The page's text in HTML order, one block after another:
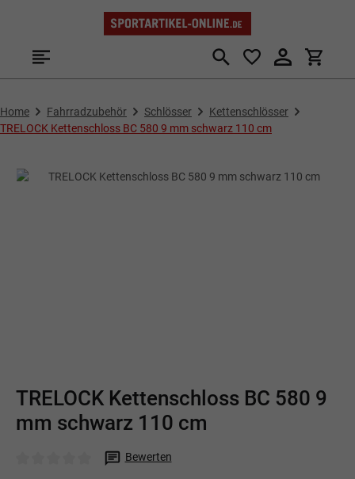
Zum Hauptinhalt springen
Home Fahrradzubehör Schlösser
Kettenschlösser
TRELOCK Kettenschloss BC 580 9 mm schwarz 110 cm
TRELOCK Kettenschloss BC 580 9
mm schwarz 110 cm
Bewerten